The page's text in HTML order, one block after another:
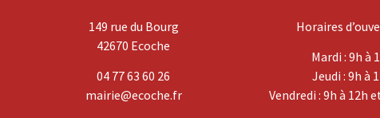
149 rue du Bourg
42670 Ecoche
04 77 63 60 26
mairie@ecoche.fr
Horaires
Mardi : 9h à
Jeudi : 9h à
Vendredi : 9h à 12h